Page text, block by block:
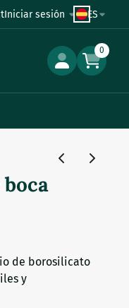
Iniciar sesión ES
0
de borosilicato
y